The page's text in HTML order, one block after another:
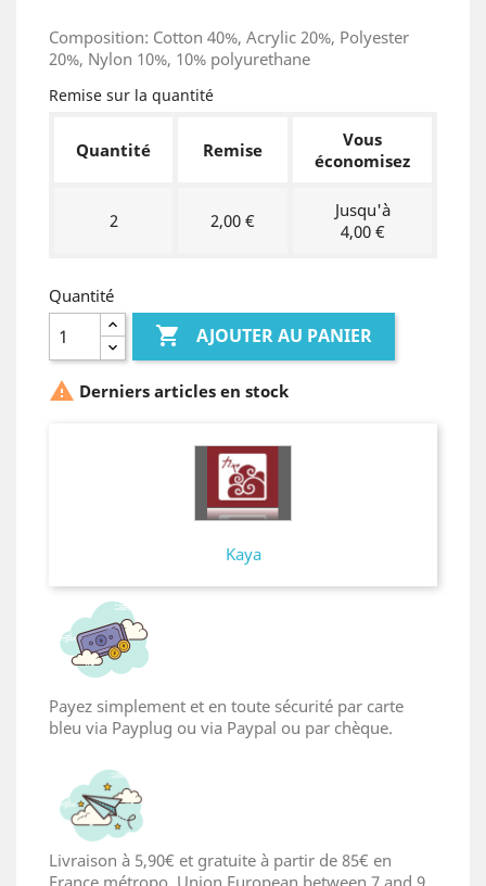
Composition: Cotton 40%, Acrylic 20%, Polyester
20%, Nylon 10%, 10% polyurethane
Remise sur la quantité
Quantité Remise
Vous
économisez
2 2,00 €
Jusqu'à
4,00 €
Quantité
 AJOUTER AU PANIER
 Derniers articles en stock
Kaya
Payez simplement et en toute sécurité par carte
bleu via Payplug ou via Paypal ou par chèque.
Livraison à 5,90€ et gratuite à partir de 85€ en
France métropo. Union European between 7 and 9